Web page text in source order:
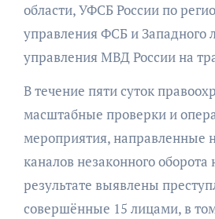
области, УФСБ России по
управления ФСБ и Западного
управления МВД России на
В течение пяти суток
масштабные проверки и
мероприятия, направленные
каналов незаконного оборота
результате выявлены
совершённые 15 лицами, в